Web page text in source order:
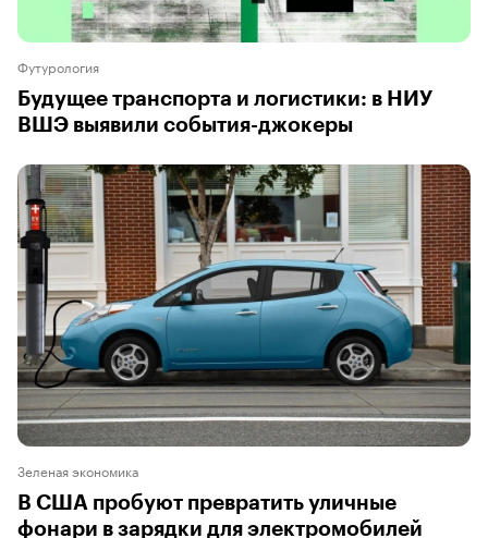
Футурология
Будущее транспорта и логистики: в НИУ
ВШЭ выявили события-джокеры
Зеленая экономика
В США пробуют превратить уличные
фонари в зарядки для электромобилей